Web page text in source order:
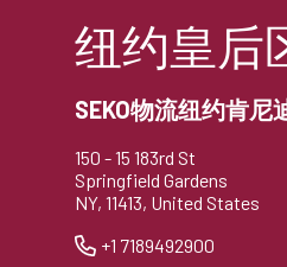
纽约皇后
SEKO物流纽约肯
150 - 15 183rd St
Springfield Gardens
NY, 11413, United States
+1 7189492900